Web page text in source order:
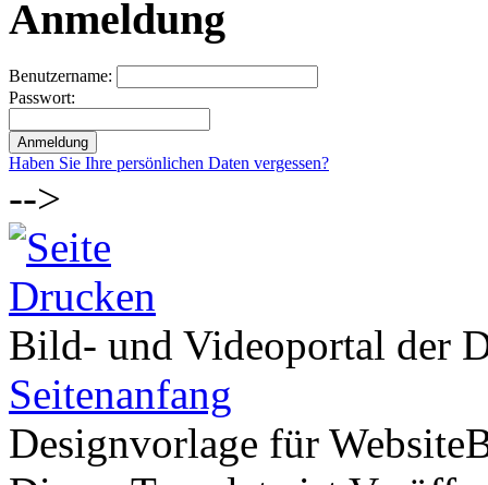
Anmeldung
Benutzername:
Passwort:
Haben Sie Ihre persönlichen Daten vergessen?
-->
Bild- und Videoportal der
Seitenanfang
Designvorlage für